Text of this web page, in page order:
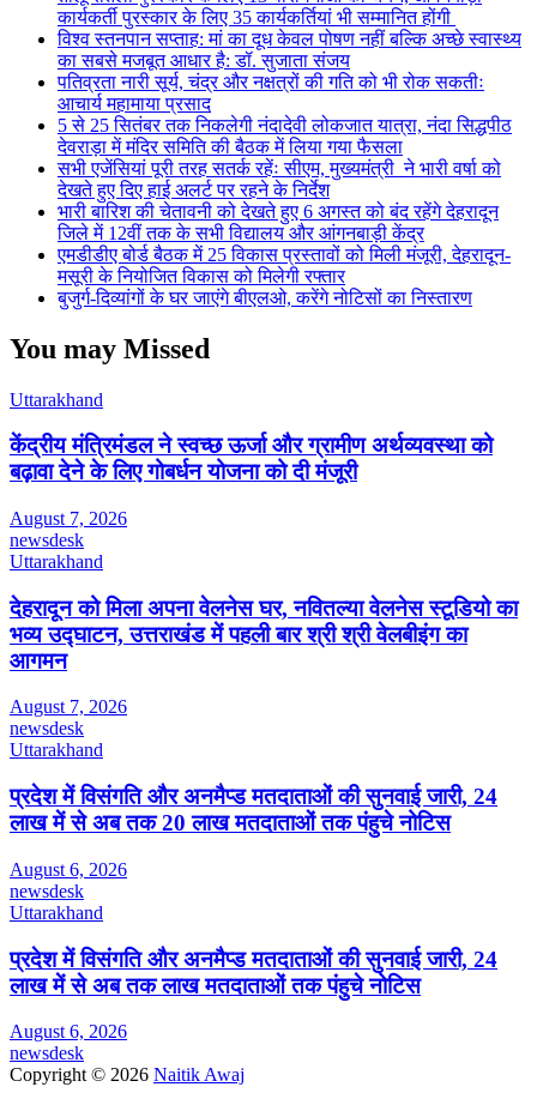
कार्यकर्ती पुरस्कार के लिए 35 कार्यकर्तियां भी सम्मानित होंगी
विश्व स्तनपान सप्ताह: मां का दूध केवल पोषण नहीं बल्कि अच्छे स्वास्थ्य
का सबसे मजबूत आधार है: डॉ. सुजाता संजय
पतिव्रता नारी सूर्य, चंद्र और नक्षत्रों की गति को भी रोक सकतीः
आचार्य महामाया प्रसाद
5 से 25 सितंबर तक निकलेगी नंदादेवी लोकजात यात्रा, नंदा सिद्धपीठ
देवराड़ा में मंदिर समिति की बैठक में लिया गया फैसला
सभी एजेंसियां पूरी तरह सतर्क रहेंः सीएम, मुख्यमंत्री ने भारी वर्षा को
देखते हुए दिए हाई अलर्ट पर रहने के निर्देश
भारी बारिश की चेतावनी को देखते हुए 6 अगस्त को बंद रहेंगे देहरादून
जिले में 12वीं तक के सभी विद्यालय और आंगनबाड़ी केंद्र
एमडीडीए बोर्ड बैठक में 25 विकास प्रस्तावों को मिली मंजूरी, देहरादून-
मसूरी के नियोजित विकास को मिलेगी रफ्तार
बुजुर्ग-दिव्यांगों के घर जाएंगे बीएलओ, करेंगे नोटिसों का निस्तारण
You may Missed
Uttarakhand
केंद्रीय मंत्रिमंडल ने स्वच्छ ऊर्जा और ग्रामीण अर्थव्यवस्था को
बढ़ावा देने के लिए गोबर्धन योजना को दी मंजूरी
August 7, 2026
newsdesk
Uttarakhand
देहरादून को मिला अपना वेलनेस घर, नवितल्या वेलनेस स्टूडियो का
भव्य उद्घाटन, उत्तराखंड में पहली बार श्री श्री वेलबीइंग का
आगमन
August 7, 2026
newsdesk
Uttarakhand
प्रदेश में विसंगति और अनमैप्ड मतदाताओं की सुनवाई जारी, 24
लाख में से अब तक 20 लाख मतदाताओं तक पंहुचे नोटिस
August 6, 2026
newsdesk
Uttarakhand
प्रदेश में विसंगति और अनमैप्ड मतदाताओं की सुनवाई जारी, 24
लाख में से अब तक लाख मतदाताओं तक पंहुचे नोटिस
August 6, 2026
newsdesk
Copyright © 2026 Naitik Awaj